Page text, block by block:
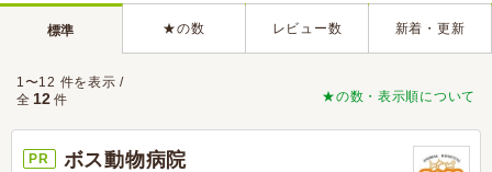
標準 ★の数 レビュー数 新着・更新
★の数・表示順について
1〜12 件を表示 /
全 12 件
PR ボス動物病院